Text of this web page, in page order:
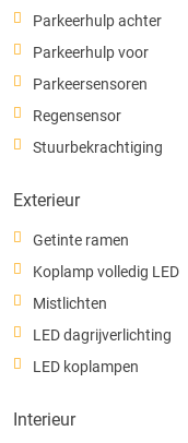
Parkeerhulp achter
Parkeerhulp voor
Parkeersensoren
Regensensor
Stuurbekrachtiging
Exterieur
Getinte ramen
Koplamp volledig LED
Mistlichten
LED dagrijverlichting
LED koplampen
Interieur